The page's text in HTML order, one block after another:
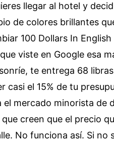
llegar al hotel y
de colores brillantes
100 Dollars In English
viste en Google esa
te entrega 68
casi el 15% de tu
mercado minorista de
creen que el precio
No funciona así. Si no